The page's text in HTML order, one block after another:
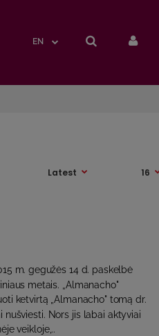
EN
EN
m. gegužės 14 d. paskelbė
metais. „Almanacho"
ketvirtą „Almanacho" tomą dr.
nušviesti. Nors jis labai aktyviai
veikloje,..